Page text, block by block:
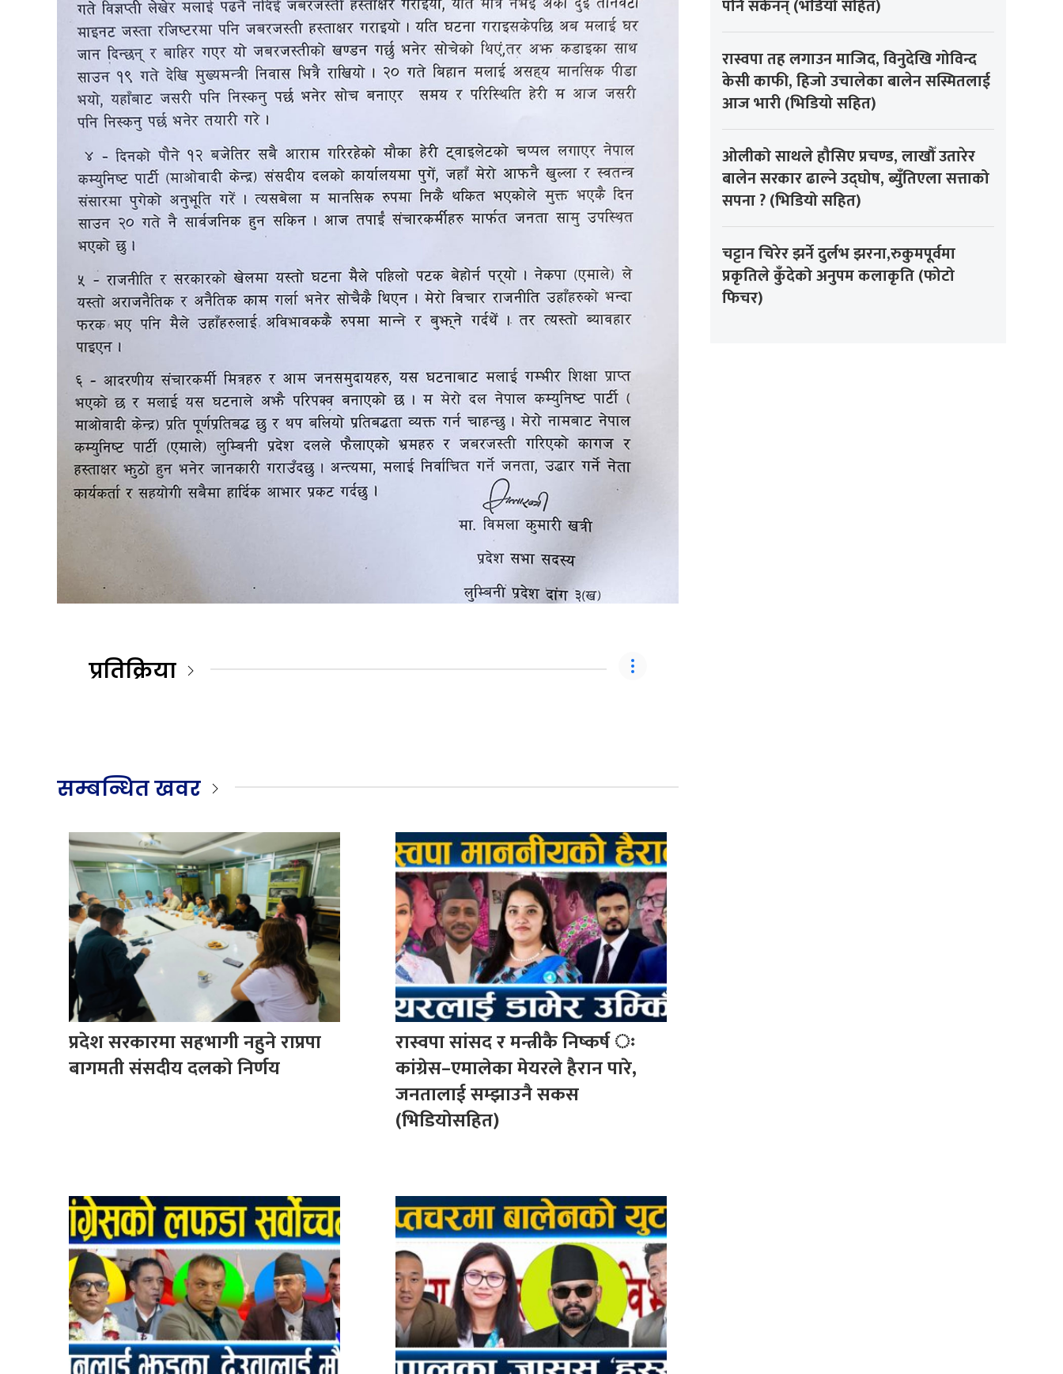
प्रतिक्रिया
सम्बन्धित खवर
प्रदेश सरकारमा सहभागी नहुने राप्रपा
बागमती संसदीय दलको निर्णय
रास्वपा सांसद र मन्त्रीकै निष्कर्ष ः
कांग्रेस–एमालेका मेयरले हैरान पारे,
जनतालाई सम्झाउनै सकस
(भिडियोसहित)
पनि सकेनन् (भडियो सहित)
रास्वपा तह लगाउन माजिद, विनुदेखि गोविन्द
केसी काफी, हिजो उचालेका बालेन सस्मितलाई
आज भारी (भिडियो सहित)
ओलीको साथले हौसिए प्रचण्ड, लाखौँ उतारेर
बालेन सरकार ढाल्ने उद्घोष, ब्युँतिएला सत्ताको
सपना ? (भिडियो सहित)
चट्टान चिरेर झर्ने दुर्लभ झरना,रुकुमपूर्वमा
प्रकृतिले कुँदेको अनुपम कलाकृति (फोटो
फिचर)